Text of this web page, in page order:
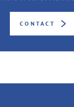
CONTACT